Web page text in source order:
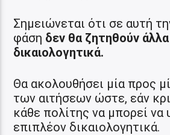
Σημειώνεται ότι σε αυτή
φάση δεν θα ζητηθούν άλλα
δικαιολογητικά.
Θα ακολουθήσει μία προς
των αιτήσεων ώστε, εάν
κάθε πολίτης να μπορεί να
επιπλέον δικαιολογητικά.